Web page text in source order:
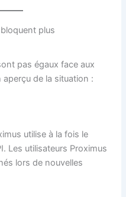
plus
pas égaux face aux
de la situation :
utilise à la fois le
Les utilisateurs Proximus
lors de nouvelles